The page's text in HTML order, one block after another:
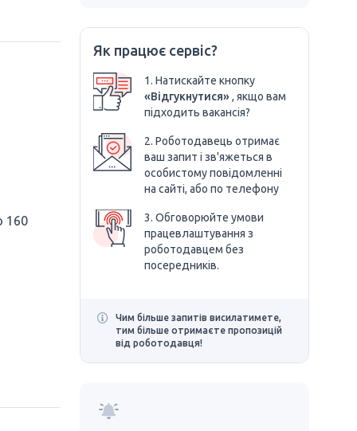
160
Як працює сервіс?
1. Натискайте кнопку
«Відгукнутися», якщо вам
підходить вакансія?
2. Роботодавець отримає
ваш запит і зв'яжеться в
особистому повідомленні
на сайті, або по телефону
3. Обговорюйте умови
працевлаштування з
роботодавцем без
посередників.
Чим більше запитів висилатимете,
тим більше отримаєте пропозицій
від роботодавця!